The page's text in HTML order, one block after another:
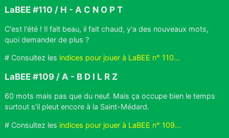
LaBEE #110 / H - A C N O P T
C'est l'été ! Il fait beau, il fait chaud, y'a des nouveaux mots,
quoi demander de plus ?
# Consultez les indices pour jouer à LaBEE n° 110...
LaBEE #109 / A - B D I L R Z
60 mots mais pas que du neuf. Mais ça occupe bien le temps
surtout s'il pleut encore à la Saint-Médard.
# Consultez les indices pour jouer à LaBEE n° 109...